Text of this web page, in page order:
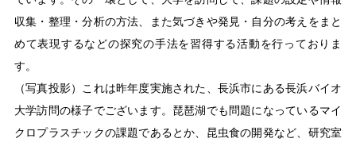
収集・整理・分析の方法、また気づきや発見・自分の考えをまと
めて表現するなどの探究の手法を習得する活動を行っておりま
す。
（写真投影）これは昨年度実施された、長浜市にある長浜バイオ
大学訪問の様子でございます。琵琶湖でも問題になっているマイ
クロプラスチックの課題であるとか、昆虫食の開発など、研究室